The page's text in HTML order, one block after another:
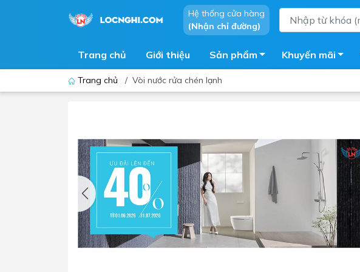
Hệ thống cửa hàng
(Nhận chỉ đường)
Trang chủ Giới thiệu Sản phẩm
Thiết bị nhà tiểu
Lavabo - Chậu rửa mặt
Vòi lavabo
Vòi chậu - vòi hồ - vòi gắn tường
Máy sấy tay
Lavabo tủ - Lavabo kính
Phòng tắm kính
Sen tắm đứng
Vòi sen tắm
Máy tắm nước nóng điện
Phụ kiện nhà tắm
Chậu giặt
Khuyến mãi
Trang chủ / Vòi nước rửa chén lạnh